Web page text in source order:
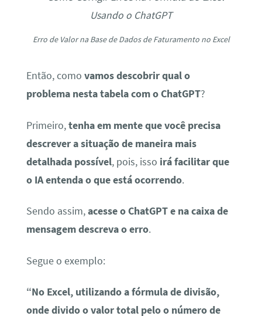
Erro de Valor na Base de Dados de Faturamento no Excel
Então, como vamos descobrir qual o
problema nesta tabela com o ChatGPT?
Primeiro,tenha em mente que você precisa
descrever a situação de maneira mais
detalhada possível, pois, isso irá facilitar que
o IA entenda o que está ocorrendo.
Sendo assim,acesse o ChatGPT e na caixa de
mensagem descreva o erro.
Segue o exemplo:
“No Excel, utilizando a fórmula de divisão,
onde divido o valor total pelo o número de